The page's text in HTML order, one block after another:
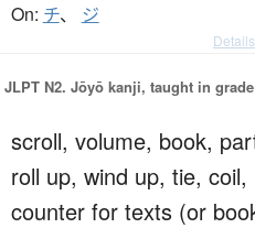
On: チ、 ジ
JLPT N2. Jōyō kanji, taught in grade
scroll, volume, book,
roll up, wind up, tie, coil,
counter for texts (or